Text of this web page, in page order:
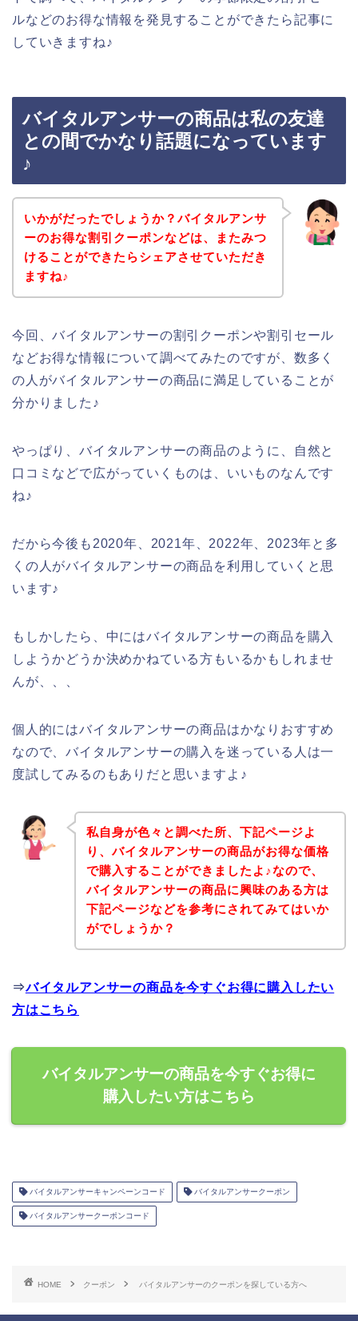
ルなどのお得な情報を発見することができたら記事に
していきますね♪
バイタルアンサーの商品は私の友達
との間でかなり話題になっています
♪
いかがだったでしょうか？バイタルアンサ
ーのお得な割引クーポンなどは、またみつ
けることができたらシェアさせていただき
ますね♪
今回、バイタルアンサーの割引クーポンや割引セール
などお得な情報について調べてみたのですが、数多く
の人がバイタルアンサーの商品に満足していることが
分かりました♪
やっぱり、バイタルアンサーの商品のように、自然と
口コミなどで広がっていくものは、いいものなんです
ね♪
だから今後も2020年、2021年、2022年、2023年と多
くの人がバイタルアンサーの商品を利用していくと思
います♪
もしかしたら、中にはバイタルアンサーの商品を購入
しようかどうか決めかねている方もいるかもしれませ
んが、、、
個人的にはバイタルアンサーの商品はかなりおすすめ
なので、バイタルアンサーの購入を迷っている人は一
度試してみるのもありだと思いますよ♪
私自身が色々と調べた所、下記ページよ
り、バイタルアンサーの商品がお得な価格
で購入することができましたよ♪なので、
バイタルアンサーの商品に興味のある方は
下記ページなどを参考にされてみてはいか
がでしょうか？
⇒バイタルアンサーの商品を今すぐお得に購入したい
方はこちら
バイタルアンサーの商品を今すぐお得に
購入したい方はこちら
バイタルアンサーキャンペーンコード バイタルアンサークーポン
バイタルアンサークーポンコード
HOME クーポン バイタルアンサーのクーポンを探している方へ